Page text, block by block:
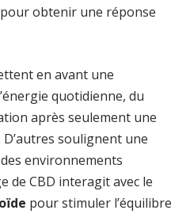
obtenir une réponse
en avant une
quotidienne, du
après seulement une
soulignent une
environnements
de CBD interagit avec le
pour stimuler l’équilibre